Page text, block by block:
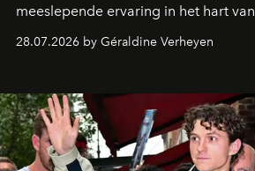
meeslepende ervaring in het hart
28.07.2026 by Géraldine Verheyen